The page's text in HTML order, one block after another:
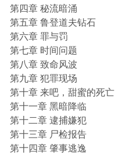
第四章 秘流暗涌
第五章 鲁登道夫钻石
第六章 罪与罚
第七章 时间问题
第八章 致命风波
第九章 犯罪现场
第十章 来吧，甜蜜的死亡
第十一章 黑暗降临
第十二章 逮捕嫌犯
第十三章 尸检报告
第十四章 肇事逃逸